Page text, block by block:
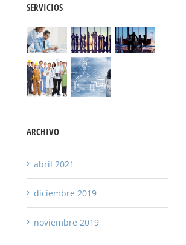
SERVICIOS
ARCHIVO
abril 2021
diciembre 2019
noviembre 2019